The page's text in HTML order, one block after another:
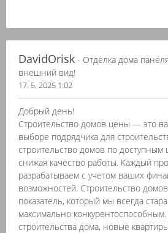
DavidOrisk - Отделка дома
внешний вид!
17. 5. 2025 1:02
Добрый день!
Строительство домов цены — это
выборе подрядчика для
строительство домов по доступным
снижая качество работы. Каждый
разрабатываем с учетом ваших
возможностей. Строительство
показатель, который мы всегда
максимально конкурентоспособным.
строительства дома, новые